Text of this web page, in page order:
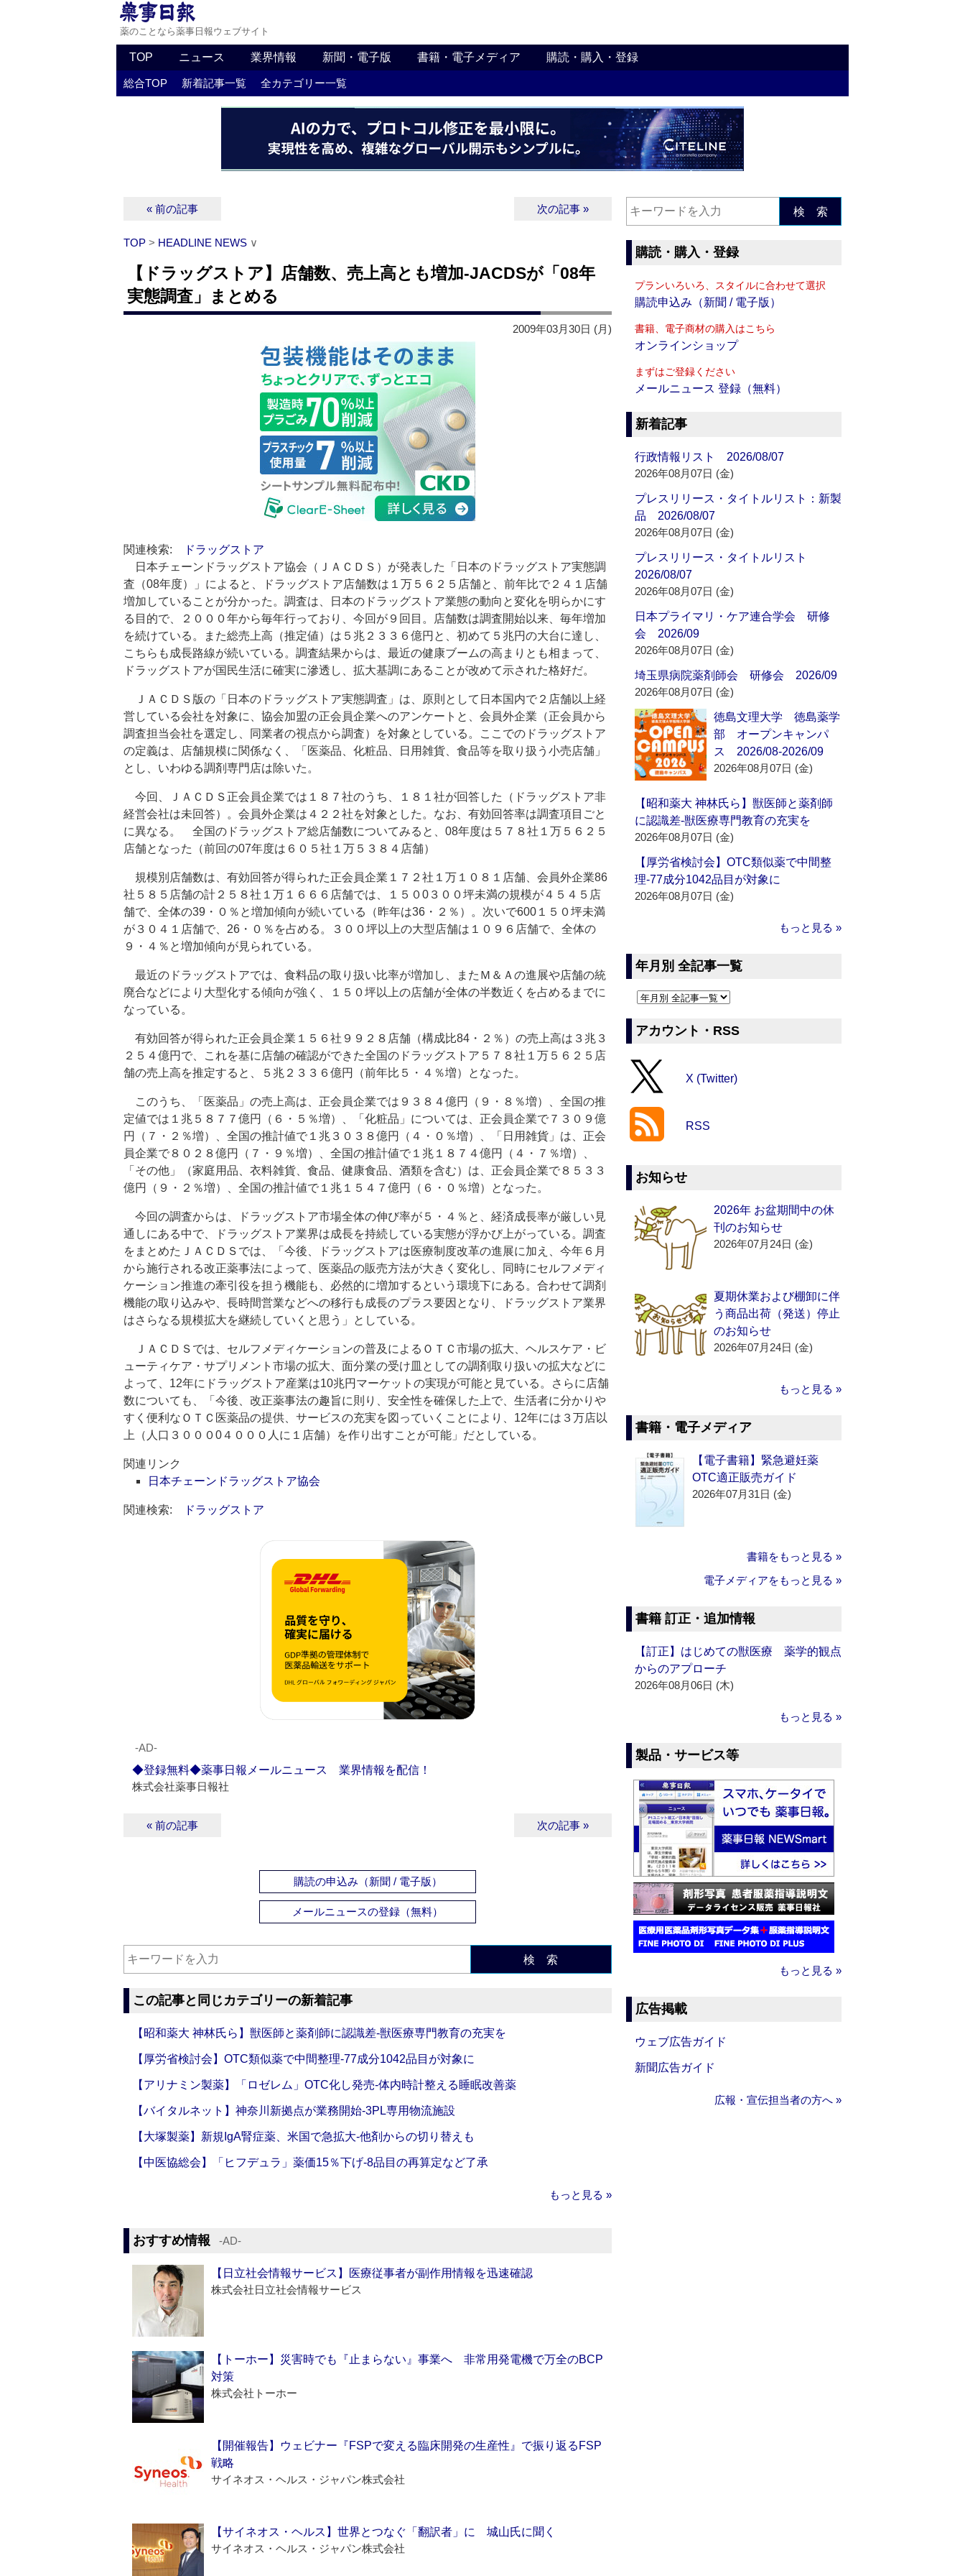
薬のことなら薬事日報ウェブサイト
TOP ニュース 業界情報 新聞・電子版 書籍・電子メディア 購読・購入・登録
総合TOP 新着記事一覧 全カテゴリー一覧
« 前の記事 次の記事 »
TOP > HEADLINE NEWS ∨
【ドラッグストア】店舗数、売上高とも増加‐JACDSが「08年
実態調査」まとめる
2009年03月30日 (月)
関連検索:
ドラッグストア
日本チェーンドラッグストア協会（ＪＡＣＤＳ）が発表した「日本のドラッグストア実態調
査（08年度）」によると、ドラッグストア店舗数は１万５６２５店舗と、前年比で２４１店舗
増加していることが分かった。調査は、日本のドラッグストア業態の動向と変化を明らかにす
る目的で、２０００年から毎年行っており、今回が９回目。店舗数は調査開始以来、毎年増加
を続けている。また総売上高（推定値）は５兆２３３６億円と、初めて５兆円の大台に達し、
こちらも成長路線が続いている。調査結果からは、最近の健康ブームの高まりとも相まって、
ドラッグストアが国民生活に確実に滲透し、拡大基調にあることが改めて示された格好だ。
ＪＡＣＤＳ版の「日本のドラッグストア実態調査」は、原則として日本国内で２店舗以上経
営している会社を対象に、協会加盟の正会員企業へのアンケートと、会員外企業（正会員から
調査担当会社を選定し、同業者の視点から調査）を対象としている。ここでのドラッグストア
の定義は、店舗規模に関係なく、「医薬品、化粧品、日用雑貨、食品等を取り扱う小売店舗」
とし、いわゆる調剤専門店は除いた。
今回、ＪＡＣＤＳ正会員企業では１８７社のうち、１８１社が回答した（ドラッグストア非
経営会社は未回答）。会員外企業は４２２社を対象とした。なお、有効回答率は調査項目ごと
に異なる。 全国のドラッグストア総店舗数についてみると、08年度は５７８社１万５６２５
店舗となった（前回の07年度は６０５社１万５３８４店舗）
規模別店舗数は、有効回答が得られた正会員企業１７２社１万１０８１店舗、会員外企業86
社５８５店舗の計２５８社１万１６６６店舗では、１５０0３００坪未満の規模が４５４５店
舗で、全体の39・０％と増加傾向が続いている（昨年は36・２％）。次いで600１５０坪未満
が３０４１店舗で、26・０％を占める。３００坪以上の大型店舗は１０９６店舗で、全体の
９・４％と増加傾向が見られている。
最近のドラッグストアでは、食料品の取り扱い比率が増加し、またＭ＆Ａの進展や店舗の統
廃合などにより大型化する傾向が強く、１５０坪以上の店舗が全体の半数近くを占めるまでに
なっている。
有効回答が得られた正会員企業１５６社９９２８店舗（構成比84・２％）の売上高は３兆３
２５４億円で、これを基に店舗の確認ができた全国のドラッグストア５７８社１万５６２５店
舗の売上高を推定すると、５兆２３３６億円（前年比５・４％増）となった。
このうち、「医薬品」の売上高は、正会員企業では９３８４億円（９・８％増）、全国の推
定値では１兆５８７７億円（６・５％増）、「化粧品」については、正会員企業で７３０９億
円（７・２％増）、全国の推計値で１兆３０３８億円（４・０％増）、「日用雑貨」は、正会
員企業で８０２８億円（７・９％増）、全国の推計値で１兆１８７４億円（４・７％増）、
「その他」（家庭用品、衣料雑貨、食品、健康食品、酒類を含む）は、正会員企業で８５３３
億円（９・２％増）、全国の推計値で１兆１５４７億円（６・０％増）となった。
今回の調査からは、ドラッグストア市場全体の伸び率が５・４％と、経済成長率が厳しい見
通しにある中で、ドラッグストア業界は成長を持続している実態が浮かび上がっている。調査
をまとめたＪＡＣＤＳでは、「今後、ドラッグストアは医療制度改革の進展に加え、今年６月
から施行される改正薬事法によって、医薬品の販売方法が大きく変化し、同時にセルフメディ
ケーション推進の牽引役を担う機能も、必然的に増加するという環境下にある。合わせて調剤
機能の取り込みや、長時間営業などへの移行も成長のプラス要因となり、ドラッグストア業界
はさらなる規模拡大を継続していくと思う」としている。
ＪＡＣＤＳでは、セルフメディケーションの普及によるＯＴＣ市場の拡大、ヘルスケア・ビ
ューティケア・サプリメント市場の拡大、面分業の受け皿としての調剤取り扱いの拡大などに
よって、12年にドラッグストア産業は10兆円マーケットの実現が可能と見ている。さらに店舗
数についても、「今後、改正薬事法の趣旨に則り、安全性を確保した上で、生活者に分かりや
すく便利なＯＴＣ医薬品の提供、サービスの充実を図っていくことにより、12年には３万店以
上（人口３０００0４０００人に１店舗）を作り出すことが可能」だとしている。
関連リンク
日本チェーンドラッグストア協会
関連検索: ドラッグストア
‐AD‐
◆登録無料◆薬事日報メールニュース 業界情報を配信！
株式会社薬事日報社
« 前の記事 次の記事 »
購読の申込み（新聞 / 電子版）
メールニュースの登録（無料）
検 索
この記事と同じカテゴリーの新着記事
【昭和薬大 神林氏ら】獣医師と薬剤師に認識差‐獣医療専門教育の充実を
【厚労省検討会】OTC類似薬で中間整理‐77成分1042品目が対象に
【アリナミン製薬】「ロゼレム」OTC化し発売‐体内時計整える睡眠改善薬
【バイタルネット】神奈川新拠点が業務開始‐3PL専用物流施設
【大塚製薬】新規IgA腎症薬、米国で急拡大‐他剤からの切り替えも
【中医協総会】「ヒフデュラ」薬価15％下げ‐8品目の再算定など了承
もっと見る »
おすすめ情報 ‐AD‐
【日立社会情報サービス】医療従事者が副作用情報を迅速確認
株式会社日立社会情報サービス
【トーホー】災害時でも『止まらない』事業へ 非常用発電機で万全のBCP
対策
株式会社トーホー
【開催報告】ウェビナー『FSPで変える臨床開発の生産性』で振り返るFSP
戦略
サイネオス・ヘルス・ジャパン株式会社
【サイネオス・ヘルス】世界とつなぐ「翻訳者」に 城山氏に聞く
サイネオス・ヘルス・ジャパン株式会社
検 索
購読・購入・登録
プランいろいろ、スタイルに合わせて選択
購読申込み（新聞 / 電子版）
書籍、電子商材の購入はこちら
オンラインショップ
まずはご登録ください
メールニュース 登録（無料）
新着記事
行政情報リスト 2026/08/07
2026年08月07日 (金)
プレスリリース・タイトルリスト：新製
品 2026/08/07
2026年08月07日 (金)
プレスリリース・タイトルリスト
2026/08/07
2026年08月07日 (金)
日本プライマリ・ケア連合学会 研修
会 2026/09
2026年08月07日 (金)
埼玉県病院薬剤師会 研修会 2026/09
2026年08月07日 (金)
徳島文理大学 徳島薬学
部 オープンキャンパ
ス 2026/08-2026/09
2026年08月07日 (金)
【昭和薬大 神林氏ら】獣医師と薬剤師
に認識差‐獣医療専門教育の充実を
2026年08月07日 (金)
【厚労省検討会】OTC類似薬で中間整
理‐77成分1042品目が対象に
2026年08月07日 (金)
もっと見る »
年月別 全記事一覧
アカウント・RSS
X (Twitter)
RSS
お知らせ
2026年 お盆期間中の休
刊のお知らせ
2026年07月24日 (金)
夏期休業および棚卸に伴
う商品出荷（発送）停止
のお知らせ
2026年07月24日 (金)
もっと見る »
書籍・電子メディア
【電子書籍】緊急避妊薬
OTC適正販売ガイド
2026年07月31日 (金)
書籍をもっと見る »
電子メディアをもっと見る »
書籍 訂正・追加情報
【訂正】はじめての獣医療 薬学的観点
からのアプローチ
2026年08月06日 (木)
もっと見る »
製品・サービス等
もっと見る »
広告掲載
ウェブ広告ガイド
新聞広告ガイド
広報・宣伝担当者の方へ »